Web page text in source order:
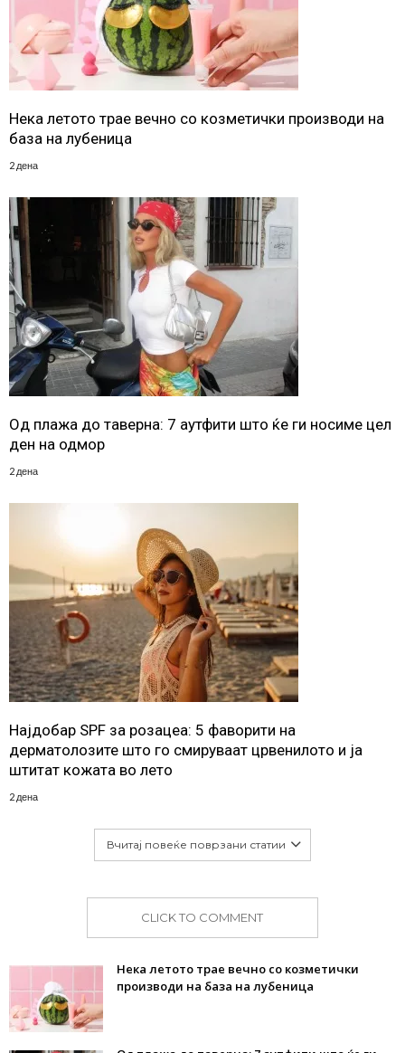
Нека летото трае вечно со козметички производи на
база на лубеница
2 дена
Од плажа до таверна: 7 аутфити што ќе ги носиме цел
ден на одмор
2 дена
Најдобар SPF за розацеа: 5 фаворити на
дерматолозите што го смируваат црвенилото и ја
штитат кожата во лето
2 дена
Вчитај повеќе поврзани статии
CLICK TO COMMENT
Нека летото трае вечно со козметички
производи на база на лубеница